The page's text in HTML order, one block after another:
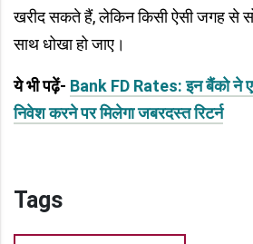
खरीद सकते हैं, लेकिन किसी ऐसी जगह से
साथ धोखा हो जाए।
ये भी पढ़ें- Bank FD Rates: इन बैंको ने
निवेश करने पर मिलेगा जबरदस्त रिटर्न
Tags